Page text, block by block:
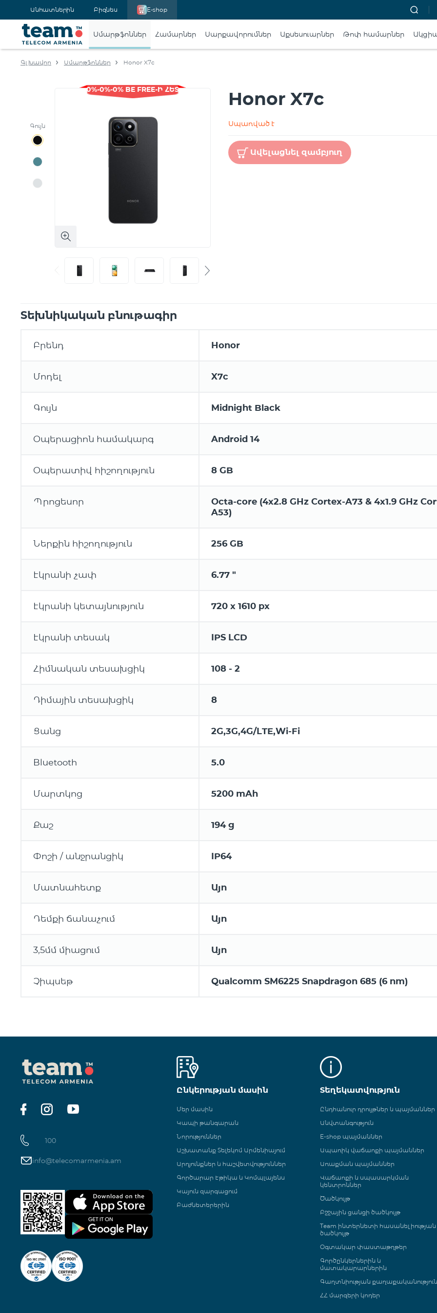
Անհատներին Բիզնես E-shop
Սմարթֆոններ Համարներ Սարքավորումներ Աքսեսուարներ Թոփ համարներ
Գլխավոր Սմարթֆոններ Honor X7c
Գույն
0%-0%-0% BE FREE-Ի ՀԵՏ Honor X7c
Սպառված է
Ավելացնել զամբյուղ
Տեխնիկական բնութագիր
Բրենդ Honor
Մոդել X7c
Գույն Midnight Black
Օպերացիոն համակարգ Android 14
Օպերատիվ հիշողություն 8 GB
Պրոցեսոր
Octa-core (4x2.8 GHz Cortex-A73 & 4x1.9 GHz
A53)
Ներքին հիշողություն 256 GB
Էկրանի չափ 6.77 "
Էկրանի կետայնություն 720 x 1610 px
Էկրանի տեսակ IPS LCD
Հիմնական տեսախցիկ 108 - 2
Դիմային տեսախցիկ 8
Ցանց 2G,3G,4G/LTE,Wi-Fi
Bluetooth 5.0
Մարտկոց 5200 mAh
Քաշ 194 g
Փոշի / անջրանցիկ IP64
Մատնահետք Այո
Դեմքի ճանաչում Այո
3,5մմ միացում Այո
Չիպսեթ Qualcomm SM6225 Snapdragon 685 (6 nm)
100
info@telecomarmenia.am
Ընկերության մասին
Մեր մասին
Կապի թանգարան
Նորություններ
Աշխատանք Տելեկոմ Արմենիայում
Արդյունքներ և հաշվետվություններ
Գործարար Էթիկա և Կոմպլայենս
Կայուն զարգացում
Բաժնետերերին
Տեղեկատվություն
Ընդհանուր դրույթներ և պայմաններ
Անվտանգություն
E-shop պայմաններ
Ապառիկ վաճառքի պայմաններ
Առաքման պայմաններ
Վաճառքի և սպասարկման
կենտրոններ
Ծածկույթ
Բջջային ցանցի ծածկույթ
Team ինտերնետի հասանելիության
ծածկույթ
Օգտակար փաստաթղթեր
Գործընկերներին և
մատակարարներին
Գաղտնիության քաղաքականություն
ՀՀ մարզերի կոդեր